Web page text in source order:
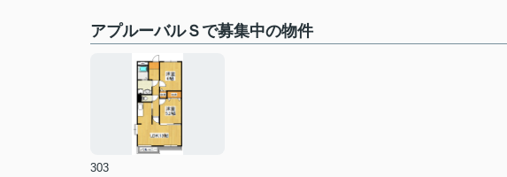
アプルーバルＳで募集中の物件
303